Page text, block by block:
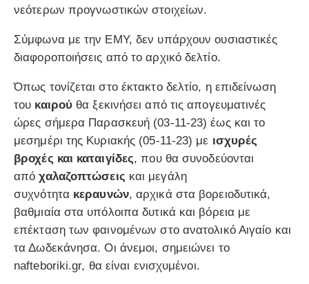
νεότερων προγνωστικών στοιχείων.
Σύμφωνα με την ΕΜΥ, δεν υπάρχουν ουσιαστικές
διαφοροποιήσεις από το αρχικό δελτίο.
Όπως τονίζεται στο έκτακτο δελτίο, η επιδείνωση
του καιρού θα ξεκινήσει από τις απογευματινές
ώρες σήμερα Παρασκευή (03-11-23) έως και το
μεσημέρι της Κυριακής (05-11-23) με ισχυρές
βροχές και καταιγίδες, που θα συνοδεύονται
απόχαλαζοπτώσεις και μεγάλη
συχνότητα κεραυνών, αρχικά στα βορειοδυτικά,
βαθμιαία στα υπόλοιπα δυτικά και βόρεια με
επέκταση των φαινομένων στο ανατολικό Αιγαίο και
τα Δωδεκάνησα. Οι άνεμοι, σημειώνει το
nafteboriki.gr, θα είναι ενισχυμένοι.